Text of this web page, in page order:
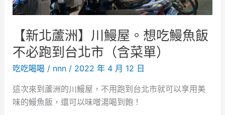
站
鮮
生
魚
片
丼
【新北蘆洲】川鰻屋。想吃鰻魚飯
不必跑到台北市（含菜單）
吃吃喝喝 / nnn / 2022 年 4 月 12 日
這次來到蘆洲的川鰻屋，不用跑到台北市就可以享用美
味的鰻魚飯，還可以味噌湯喝到飽！